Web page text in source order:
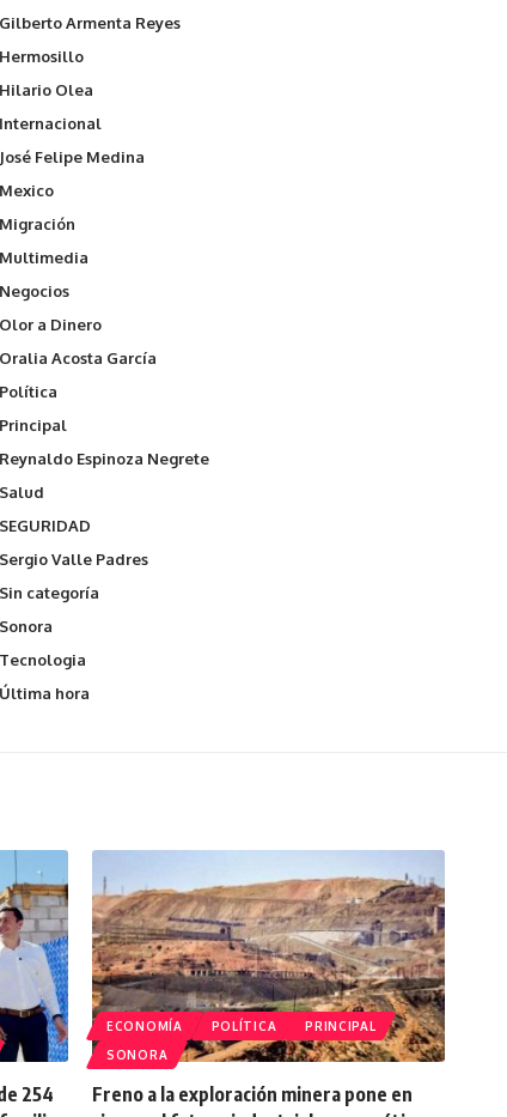
Gilberto Armenta Reyes
Hermosillo
Hilario Olea
Internacional
José Felipe Medina
Mexico
Migración
Multimedia
Negocios
Olor a Dinero
Oralia Acosta García
Política
Principal
Reynaldo Espinoza Negrete
Salud
SEGURIDAD
Sergio Valle Padres
Sin categoría
Sonora
Tecnologia
Última hora
254
ECONOMÍA POLÍTICA
PRINCIPAL
SONORA
Freno a la exploración minera pone en